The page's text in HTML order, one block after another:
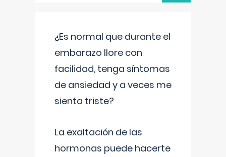
¿Es normal que durante el
embarazo llore con
facilidad, tenga síntomas
de ansiedad y a veces me
sienta triste?
La exaltación de las
hormonas puede hacerte